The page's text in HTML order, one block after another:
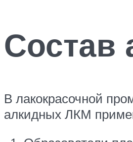
Состав
В лакокрасочной
алкидных ЛКМ